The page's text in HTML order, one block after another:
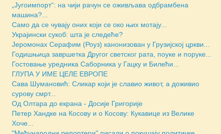
„Југоимпорт“: на чији рачун се оживљава одбрамбена
машина?...
Само да се чувају оних који се око њих мотају...
Украјински сукоб: шта је следеће?
Јеромонах Серафим (Роуз) канонизован у Грузијској цркви...
Годишњица завршетка Другог светског рата, поуке и поруке...
Гостовање уредника Саборника у Гацку и Билећи...
ГЛУПА У ИМЕ ЦЕЛЕ ЕВРОПЕ
Сава Шумановић: Сликар који је славио живот, а доживио
сурову смрт...
Од Олтара до екрана - Досије Григорије
Петер Хандке на Косову и о Косову: Кукавице из Велике
Хоче...